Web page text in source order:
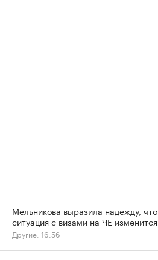
Мельникова выразила надежду, что
ситуация с визами на ЧЕ изменится
Другие, 16:56